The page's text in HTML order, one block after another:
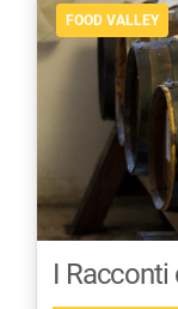
FOOD VALLEY
I Racconti